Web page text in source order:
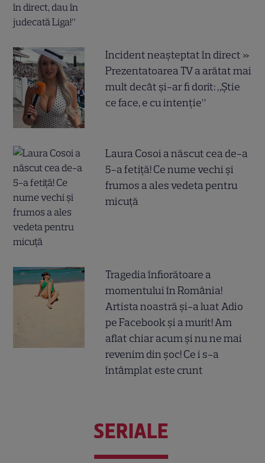
Incident neașteptat în direct »
Prezentatoarea TV a arătat mai
mult decât și-ar fi dorit: „Știe
ce face, e cu intenție”
Laura Cosoi a născut cea de-a
5-a fetiță! Ce nume vechi și
frumos a ales vedeta pentru
micuță
Tragedia înfiorătoare a
momentului în România!
Artista noastră și-a luat Adio
pe Facebook și a murit! Am
aflat chiar acum și nu ne mai
revenim din șoc! Ce i s-a
întâmplat este crunt
SERIALE